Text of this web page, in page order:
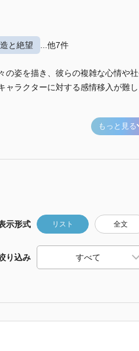
と絶望 ...他7件
の姿を描き、彼らの複雑な心情や
ラクターに対する感情移入が難し
もっと見る
示形式 リスト 全文
り込み